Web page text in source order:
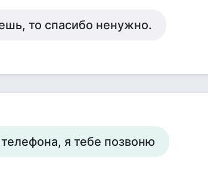
то спасибо ненужно.
я тебе позвоню